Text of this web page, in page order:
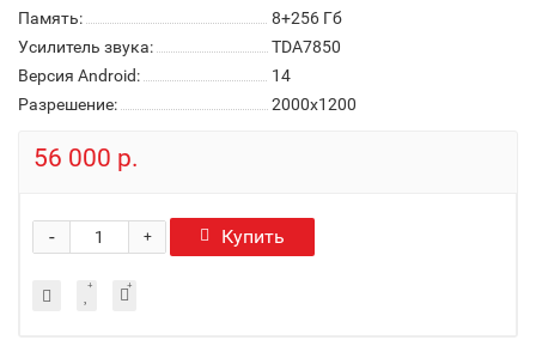
Память:
8+256 Гб
Усилитель звука:
TDA7850
Версия Android:
14
Разрешение:
2000x1200
56 000 р.
+
- Купить